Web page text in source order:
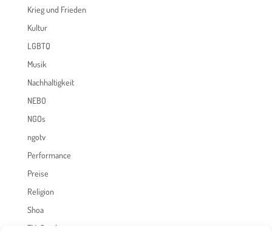
Krieg und Frieden
Kultur
LGBTQ
Musik
Nachhaltigkeit
NEBO
NGOs
ngotv
Performance
Preise
Religion
Shoa
TV-Sendungen